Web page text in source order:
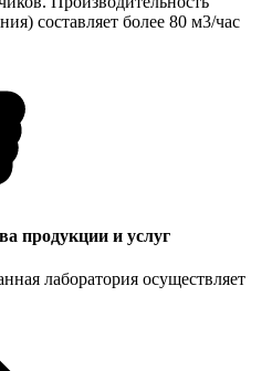
составляет более 80 м3/час
продукции и услуг
лаборатория осуществляет